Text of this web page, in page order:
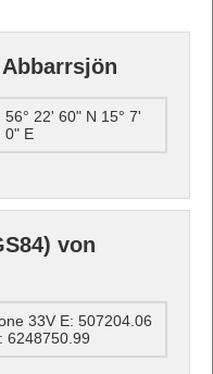
56° 22' 60" N 15° 7'
0" E
von
33V E: 507204.06
6248750.99